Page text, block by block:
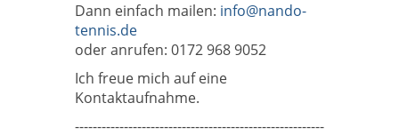
Dann einfach mailen: info@nando-
tennis.de
oder anrufen: 0172 968 9052
Ich freue mich auf eine
Kontaktaufnahme.
--------------------------------------------------------